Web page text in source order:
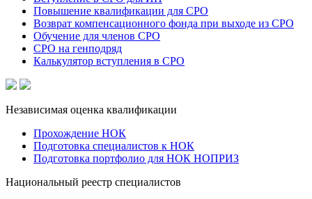
Повышение квалификации для СРО
Возврат компенсационного фонда при выходе из СРО
Обучение для членов СРО
СРО на генподряд
Калькулятор вступления в СРО
Независимая оценка квалификации
Прохождение НОК
Подготовка специалистов к НОК
Подготовка портфолио для НОК НОПРИЗ
Национальный реестр специалистов